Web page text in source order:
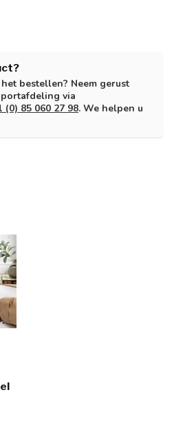
bestellen? Neem gerust
via
(0) 85 060 27 98. We helpen u